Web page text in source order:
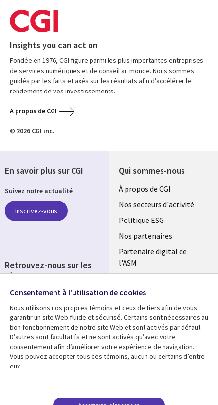
Insights you can act on
Fondée en 1976, CGI figure parmi les plus importantes entreprises
de services numériques et de conseil au monde. Nous sommes
guidés par les faits et axés sur les résultats afin d’accélérer le
rendement de vos investissements.
A propos de CGI
© 2026 CGI inc.
Qui sommes-nous
Useful
links
FRANCE
À propos de CGI
Nos secteurs d'activité
Politique ESG
Nos partenaires
Partenaire digital de
l'ASM
Fusions
Ressources
Library
Links
Articles
Blog
Support
Legal
Accessibilité
conditions juridiques
En savoir plus sur CGI
Suivez notre actualité
Inscrivez-vous
Retrouvez-nous sur les
réseaux
Social
Media
FRANCE
Consentement à l'utilisation de cookies
Nous utilisons nos propres témoins et ceux de tiers afin de vous
garantir un site Web fluide et sécurisé. Certains sont nécessaires au
bon fonctionnement de notre site Web et sont activés par défaut.
D’autres sont facultatifs et ne sont activés qu’avec votre
consentement afin d’améliorer votre expérience de navigation.
Vous pouvez accepter tous ces témoins, aucun ou certains d’entre
eux.